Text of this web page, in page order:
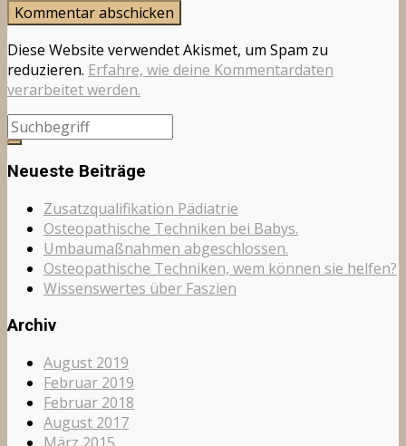
Diese Website verwendet Akismet, um Spam zu
reduzieren. Erfahre, wie deine Kommentardaten
verarbeitet werden.
Neueste Beiträge
Zusatzqualifikation Pädiatrie
Osteopathische Techniken bei Babys.
Umbaumaßnahmen abgeschlossen.
Osteopathische Techniken, wem können sie helfen?
Wissenswertes über Faszien
Archiv
August 2019
Februar 2019
Februar 2018
August 2017
März 2015